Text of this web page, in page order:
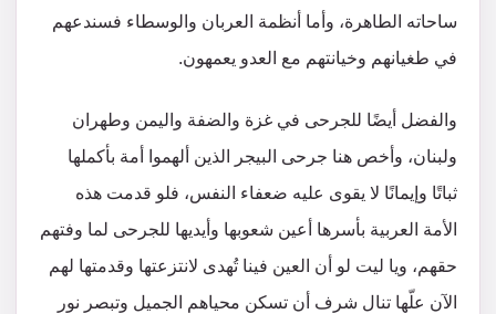
ساحاته الطاهرة، وأما أنظمة العربان والوسطاء فسندعهم
في طغيانهم وخيانتهم مع العدو يعمهون.
والفضل أيضًا للجرحى في غزة والضفة واليمن وطهران
ولبنان، وأخص هنا جرحى البيجر الذين ألهموا أمة بأكملها
ثباتًا وإيمانًا لا يقوى عليه ضعفاء النفس، فلو قدمت هذه
الأمة العربية بأسرها أعين شعوبها وأيديها للجرحى لما وفتهم
حقهم، ويا ليت لو أن العين فينا تُهدى لانتزعتها وقدمتها لهم
الآن علّها تنال شرف أن تسكن محياهم الجميل وتبصر نور